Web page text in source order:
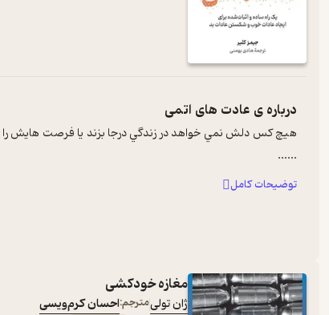
درباره ی عادت های اتمی
هيچ کس دلش نمي خواهد در زندگي درجا بزند يا فرصت هايش را
...
...
توضیحات کامل
مغازه خودکشی
ژان تولیمترجم:احسان کرم‌ویسی